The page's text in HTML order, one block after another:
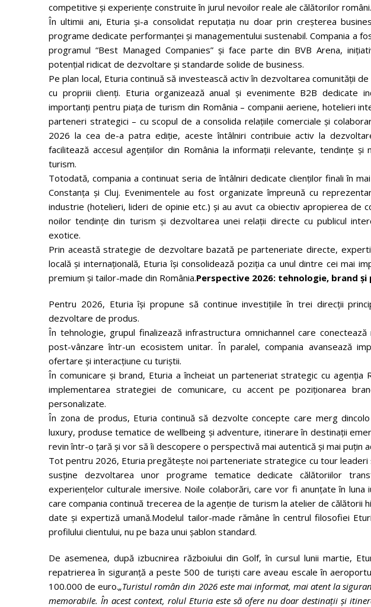
competitive și experiențe construite în jurul nevoilor reale ale călătorilor români.
În ultimii ani, Eturia și-a consolidat reputația nu doar prin creșterea
programe dedicate performanței și managementului sustenabil. Compania a
programul “Best Managed Companies” și face parte din BVB Arena,
potențial ridicat de dezvoltare și standarde solide de business.
Pe plan local, Eturia continuă să investească activ în dezvoltarea comunității
cu propriii clienți. Eturia organizează anual și evenimente B2B dedicate
importanți pentru piaţa de turism din România – companii aeriene, hotelieri
parteneri strategici – cu scopul de a consolida relațiile comerciale și
2026 la cea de-a patra ediție, aceste întâlniri contribuie activ la
facilitează accesul agențiilor din România la informații relevante, tendințe
turism.
Totodată, compania a continuat seria de întâlniri dedicate clienților finali în
Constanța și Cluj. Evenimentele au fost organizate împreună cu
industrie (hotelieri, lideri de opinie etc.) și au avut ca obiectiv apropierea de
noilor tendințe din turism și dezvoltarea unei relații directe cu publicul
exotice.
Prin această strategie de dezvoltare bazată pe parteneriate directe,
locală și internațională, Eturia își consolidează poziția ca unul dintre cei mai
premium și tailor-made din România.Perspective 2026: tehnologie, brand
Pentru 2026, Eturia își propune să continue investițiile în trei direcții
dezvoltare de produs.
În tehnologie, grupul finalizează infrastructura omnichannel care
post-vânzare într-un ecosistem unitar. În paralel, compania avansează
ofertare și interacțiune cu turiștii.
În comunicare și brand, Eturia a încheiat un parteneriat strategic cu agenția
implementarea strategiei de comunicare, cu accent pe poziționarea
personalizate.
În zona de produs, Eturia continuă să dezvolte concepte care merg
luxury, produse tematice de wellbeing și adventure, itinerare în destinații
revin într-o țară și vor să îi descopere o perspectivă mai autentică și mai puțin
Tot pentru 2026, Eturia pregătește noi parteneriate strategice cu tour leaderi
susține dezvoltarea unor programe tematice dedicate călătoriilor
experiențelor culturale imersive. Noile colaborări, care vor fi anunțate în luna
care compania continuă trecerea de la agenție de turism la atelier de călătorii
date și expertiză umană.Modelul tailor-made rămâne în centrul filosofiei
profilului clientului, nu pe baza unui șablon standard.
De asemenea, după izbucnirea războiului din Golf, în cursul lunii martie,
repatrierea în siguranță a peste 500 de turiști care aveau escale în
100.000 de euro.„Turistul român din 2026 este mai informat, mai atent la
memorabile. În acest context, rolul Eturia este să ofere nu doar destinații și